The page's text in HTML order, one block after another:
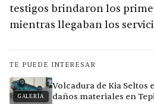
testigos brindaron los
mientras llegaban los
TE PUEDE INTERESAR
GALERÍA
Volcadura de Kia Seltos
daños materiales en